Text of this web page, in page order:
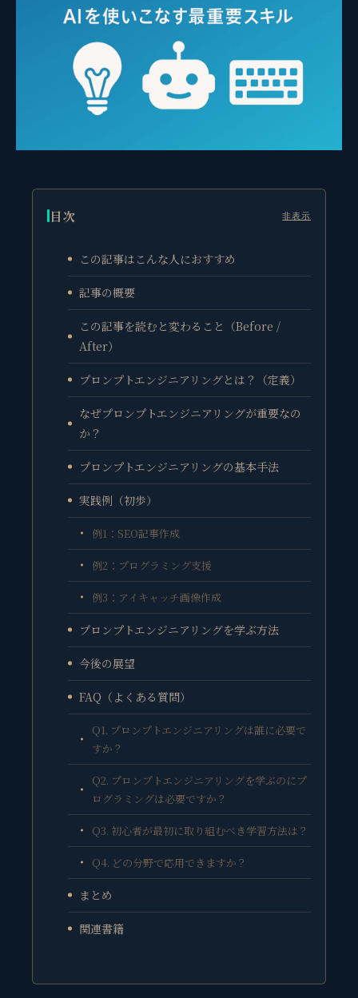
目次 非表示
この記事はこんな人におすすめ
記事の概要
この記事を読むと変わること（Before /
After）
プロンプトエンジニアリングとは？（定義）
なぜプロンプトエンジニアリングが重要なの
か？
プロンプトエンジニアリングの基本手法
実践例（初歩）
例1：SEO記事作成
例2：プログラミング支援
例3：アイキャッチ画像作成
プロンプトエンジニアリングを学ぶ方法
今後の展望
FAQ（よくある質問）
Q1. プロンプトエンジニアリングは誰に必要で
すか？
Q2. プロンプトエンジニアリングを学ぶのにプ
ログラミングは必要ですか？
Q3. 初心者が最初に取り組むべき学習方法は？
Q4. どの分野で応用できますか？
まとめ
関連書籍